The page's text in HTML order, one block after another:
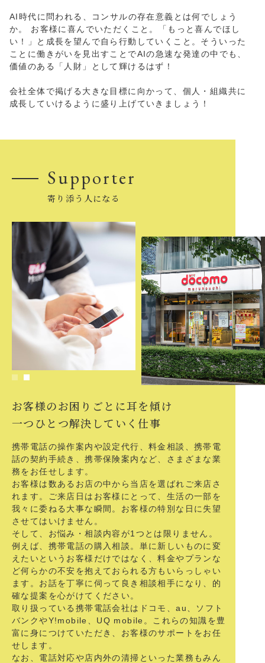
AI時代に問われる、コンサルの存在意義とは何でしょう
か。 お客様に喜んでいただくこと。「もっと喜んでほし
い！」と成長を望んで自ら行動していくこと。そういった
ことに働きがいを見出すことでAIの急速な発達の中でも、
価値のある「人財」として輝けるはず！
会社全体で掲げる大きな目標に向かって、個人・組織共に
成長していけるように盛り上げていきましょう！
Supporter
寄り添う人になる
お客様のお困りごとに耳を傾け
一つひとつ解決していく仕事
携帯電話の操作案内や設定代行、料金相談、携帯電
話の契約手続き、携帯保険案内など、さまざまな業
務をお任せします。
お客様は数あるお店の中から当店を選ばれご来店さ
れます。ご来店日はお客様にとって、生活の一部を
我々に委ねる大事な瞬間。お客様の特別な日に失望
させてはいけません。
そして、お悩み・相談内容が1つとは限りません。
例えば、携帯電話の購入相談。単に新しいものに変
えたいというお客様だけではなく、料金やプランな
ど何らかの不安を抱えておられる方もいらっしゃい
ます。お話を丁寧に伺って良き相談相手になり、的
確な提案を心がけてください。
取り扱っている携帯電話会社はドコモ、au、ソフト
バンクやY!mobile、UQ mobile。これらの知識を豊
富に身につけていただき、お客様のサポートをお任
せします。
なお、電話対応や店内外の清掃といった業務もみん